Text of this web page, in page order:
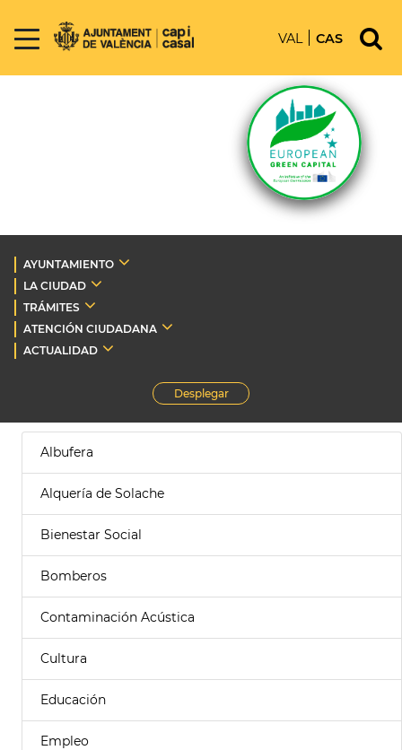
VAL CAS
AYUNTAMIENTO
LA CIUDAD
TRÁMITES
ATENCIÓN CIUDADANA
ACTUALIDAD
Desplegar
Albufera
Alquería de Solache
Bienestar Social
Bomberos
Contaminación Acústica
Cultura
Educación
Empleo